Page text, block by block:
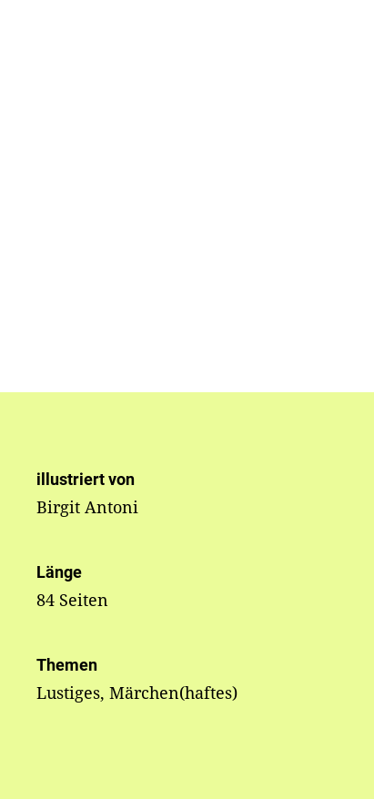
illustriert von
Birgit Antoni
Länge
84 Seiten
Themen
Lustiges, Märchen(haftes)